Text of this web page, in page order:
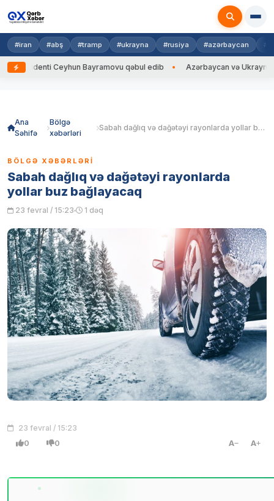
#iran #abş #tramp #ukrayna #rusiya #azərbaycan
Ceyhun Bayramovu qəbul edib Azərbaycan və Ukrayna XİN
Ana
Səhifə
Bölgə
xəbərləri
Sabah dağlıq və dağətəyi rayonlarda yollar buz bağlayacaq
BÖLGƏ XƏBƏRLƏRI
Sabah dağlıq və dağətəyi rayonlarda
yollar buz bağlayacaq
23 fevral / 15:23 1 dəq
23 fevral / 15:23
0 0 A A